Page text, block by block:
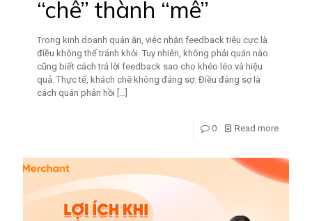
“chê” thành “mê”
Trong kinh doanh quán ăn, việc nhận feedback tiêu cực là
điều không thể tránh khỏi. Tuy nhiên, không phải quán nào
cũng biết cách trả lời feedback sao cho khéo léo và hiệu
quả. Thực tế, khách chê không đáng sợ. Điều đáng sợ là
cách quán phản hồi […]
0 Read more